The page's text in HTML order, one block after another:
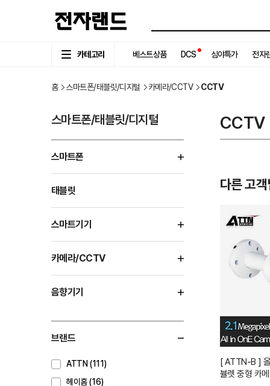
카테고리 베스트상품 DCS 심야특가 전자
홈 스마트폰/태블릿/디지털 카메라/CCTV CCTV
스마트폰/태블릿/디지털
스마트폰
태블릿
스마트기기
카메라/CCTV
음향기기
브랜드
ATTN (111)
헤이홈 (16)
CCTV
다른 고
[ ATTN-B ]
뷸렛 중형 카